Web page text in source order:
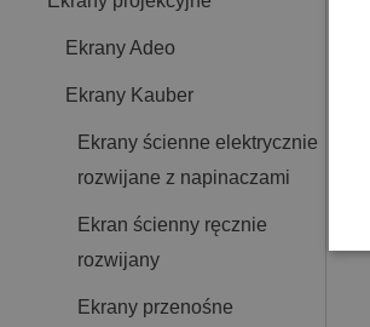
Ekrany Adeo
Ekrany Kauber
Ekrany ścienne elektrycznie
rozwijane z napinaczami
Ekran ścienny ręcznie
rozwijany
Ekrany przenośne